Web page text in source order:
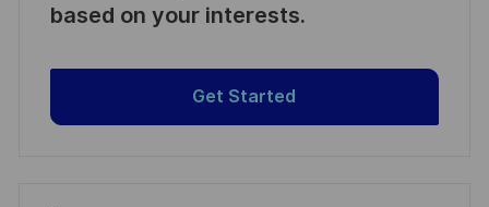
based on your interests.
Get Started